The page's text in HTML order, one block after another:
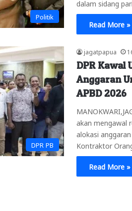
Politik
dalam sidang
Read More »
DPR PB
jagatpapua
DPR Kawal
Anggaran
APBD 2026
akan mengawal
alokasi
Kontraktor
Read More »